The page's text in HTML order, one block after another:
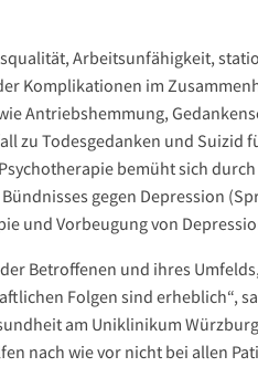
Arbeitsunfähigkeit,
Komplikationen im
Antriebshemmung,
zu Todesgedanken und Suizid
bemüht sich
gegen Depression
und Vorbeugung von
Betroffenen und ihres
Folgen sind erheblich“,
am Uniklinikum
nach wie vor nicht bei allen